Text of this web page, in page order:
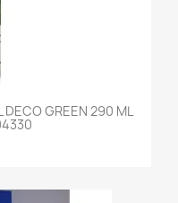
DECO GREEN 290 ML